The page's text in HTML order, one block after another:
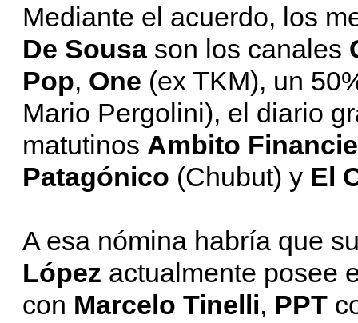
Mediante el acuerdo, los
De Sousason los canales
Pop, One (ex TKM), un
Mario Pergolini), el diario
matutinos Ambito
Patagónico (Chubut) y El
A esa nómina habría que
López actualmente posee
con Marcelo Tinelli, PPT